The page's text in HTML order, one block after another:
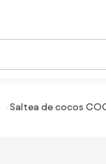
Saltea de cocos